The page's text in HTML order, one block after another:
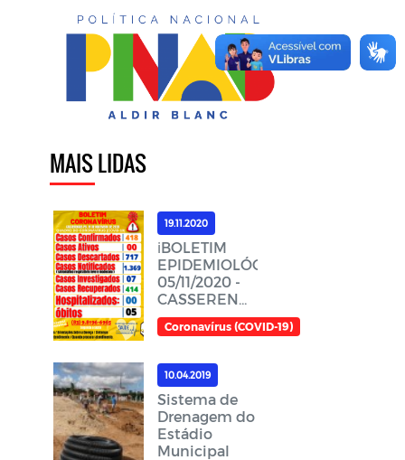
MAIS LIDAS
19.11.2020
ℹ️BOLETIM
EPIDEMIOLÓGICO,
05/11/2020 -
CASSERENGUE-
PBℹ️
Coronavírus (COVID-19)
10.04.2019
Sistema de
Drenagem do
Estádio
Municipal